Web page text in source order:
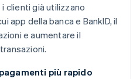
clienti già utilizzano
app della banca e BankID, il
e aumentare il
più rapido